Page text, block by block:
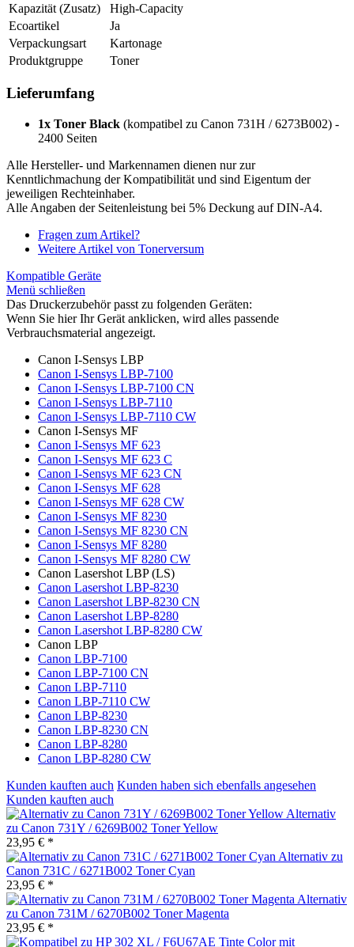
Kapazität (Zusatz)
High-Capacity
Ecoartikel
Ja
Verpackungsart
Kartonage
Produktgruppe
Toner
Lieferumfang
1x Toner Black (kompatibel zu Canon 731H / 6273B002) -
2400 Seiten
Alle Hersteller- und Markennamen dienen nur zur
Kenntlichmachung der Kompatibilität und sind Eigentum der
jeweiligen Rechteinhaber.
Alle Angaben der Seitenleistung bei 5% Deckung auf DIN-A4.
Fragen zum Artikel?
Weitere Artikel von Tonerversum
Kompatible Geräte
Menü schließen
Das Druckerzubehör passt zu folgenden Geräten:
Wenn Sie hier Ihr Gerät anklicken, wird alles passende
Verbrauchsmaterial angezeigt.
Canon I-Sensys LBP
Canon I-Sensys LBP-7100
Canon I-Sensys LBP-7100 CN
Canon I-Sensys LBP-7110
Canon I-Sensys LBP-7110 CW
Canon I-Sensys MF
Canon I-Sensys MF 623
Canon I-Sensys MF 623 C
Canon I-Sensys MF 623 CN
Canon I-Sensys MF 628
Canon I-Sensys MF 628 CW
Canon I-Sensys MF 8230
Canon I-Sensys MF 8230 CN
Canon I-Sensys MF 8280
Canon I-Sensys MF 8280 CW
Canon Lasershot LBP (LS)
Canon Lasershot LBP-8230
Canon Lasershot LBP-8230 CN
Canon Lasershot LBP-8280
Canon Lasershot LBP-8280 CW
Canon LBP
Canon LBP-7100
Canon LBP-7100 CN
Canon LBP-7110
Canon LBP-7110 CW
Canon LBP-8230
Canon LBP-8230 CN
Canon LBP-8280
Canon LBP-8280 CW
Kunden kauften auch Kunden haben sich ebenfalls angesehen
Kunden kauften auch
Alternativ
zu Canon 731Y / 6269B002 Toner Yellow
23,95 € *
Alternativ zu
Canon 731C / 6271B002 Toner Cyan
23,95 € *
Alternativ
zu Canon 731M / 6270B002 Toner Magenta
23,95 € *